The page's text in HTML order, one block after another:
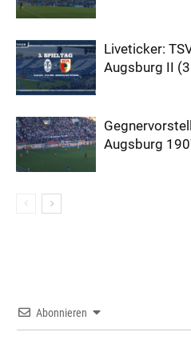
Liveticker:
Augsburg II
Augsburg
Abonnieren